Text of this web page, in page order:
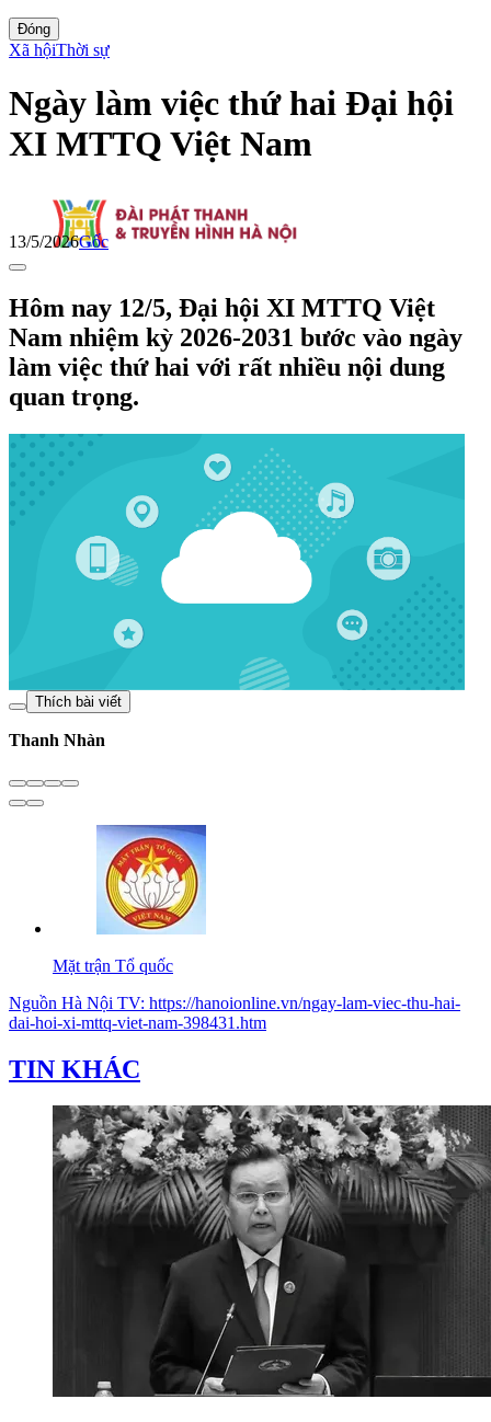
Đóng
Xã hộiThời sự
Ngày làm việc thứ hai Đại hội
XI MTTQ Việt Nam
13/5/2026Gốc
Hôm nay 12/5, Đại hội XI MTTQ Việt
Nam nhiệm kỳ 2026-2031 bước vào ngày
làm việc thứ hai với rất nhiều nội dung
quan trọng.
Thích bài viết
Thanh Nhàn
Mặt trận Tổ quốc
Nguồn Hà Nội TV: https://hanoionline.vn/ngay-lam-viec-thu-hai-
dai-hoi-xi-mttq-viet-nam-398431.htm
TIN KHÁC